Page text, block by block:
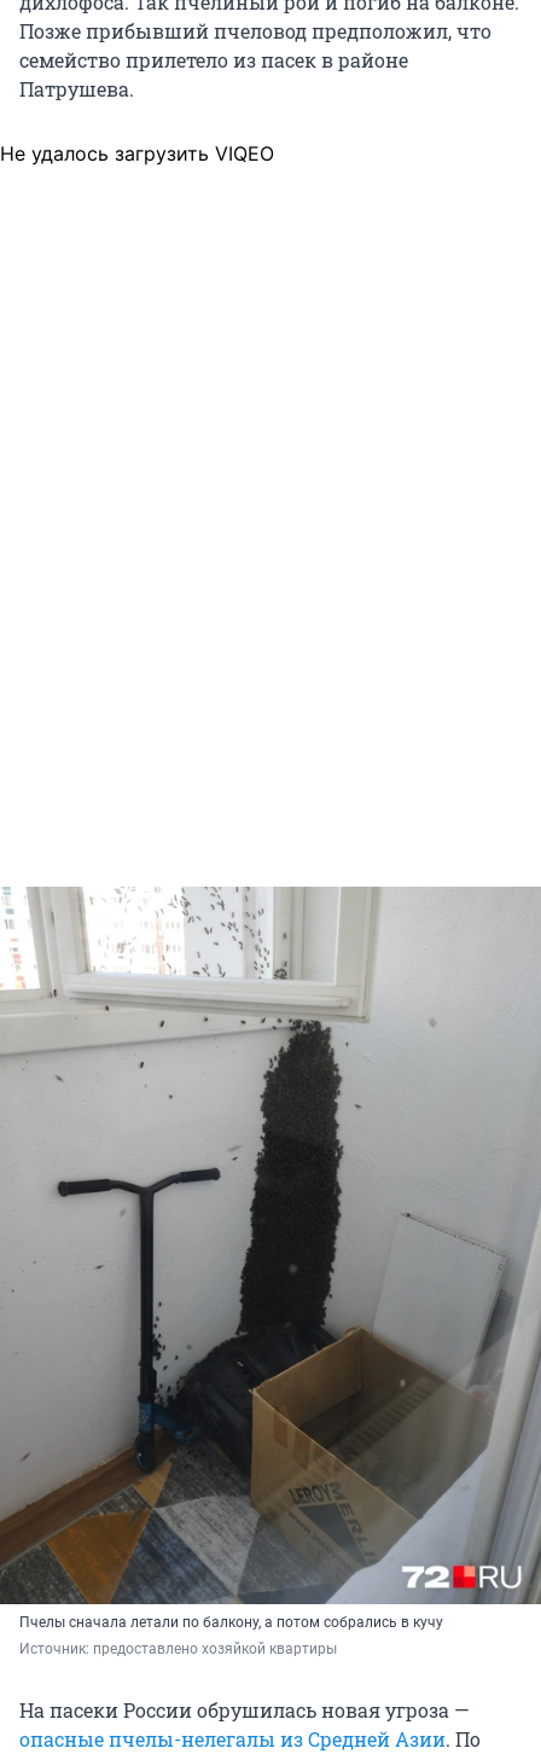
Позже прибывший пчеловод предположил, что
семейство прилетело из пасек в районе
Патрушева.
Не удалось загрузить VIQEO
Пчелы сначала летали по балкону, а потом собрались в кучу
Источник: предоставлено хозяйкой квартиры
На пасеки России обрушилась новая угроза —
опасные пчелы-нелегалы из Средней Азии. По